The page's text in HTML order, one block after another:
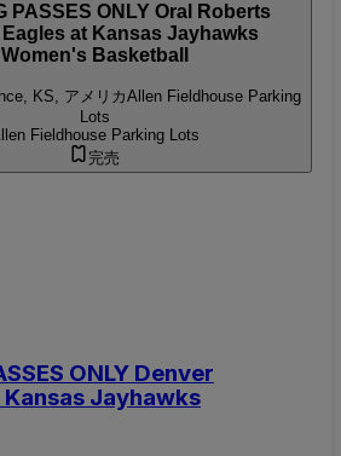
PASSES ONLY Oral Roberts
at Kansas Jayhawks
Women's Basketball
KS, アメリカAllen Fieldhouse Parking
Lots
Fieldhouse Parking Lots
完売
ONLY Denver
Jayhawks